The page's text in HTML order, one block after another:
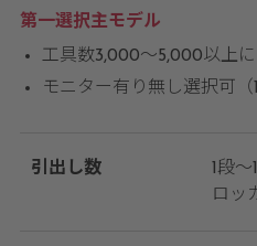
第一選択主モデル
工具数3,000〜5,000以上
モニター有り無し選択可（
引出し数
1段
ロッ